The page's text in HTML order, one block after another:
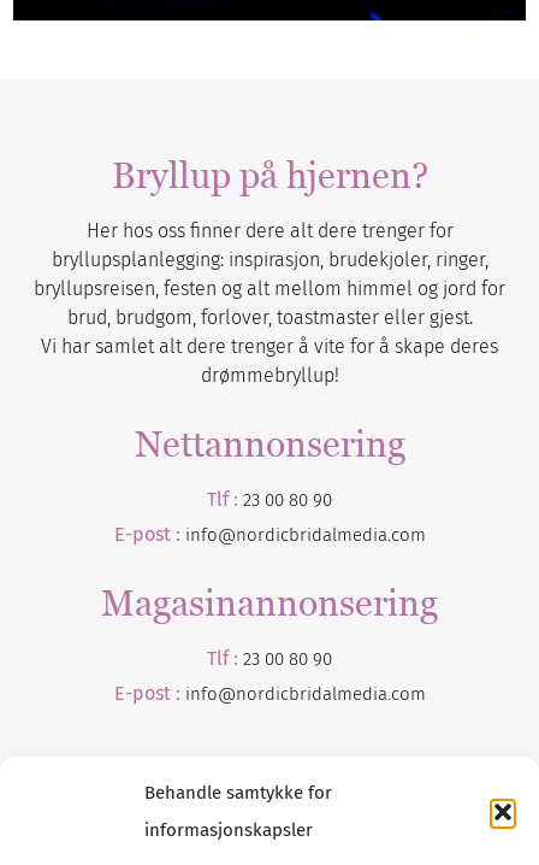
Behandle samtykke for
informasjonskapsler
Bryllup på hjernen?
Her hos oss finner dere alt dere trenger for
bryllupsplanlegging: inspirasjon, brudekjoler, ringer,
bryllupsreisen, festen og alt mellom himmel og jord for
brud, brudgom, forlover, toastmaster eller gjest.
Vi har samlet alt dere trenger å vite for å skape deres
drømmebryllup!
Nettannonsering
Tlf : 23 00 80 90
E-post : info@nordicbridalmedia.com
Magasinannonsering
Tlf : 23 00 80 90
E-post : info@nordicbridalmedia.com